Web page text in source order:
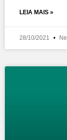
LEIA MAIS »
28/10/2021